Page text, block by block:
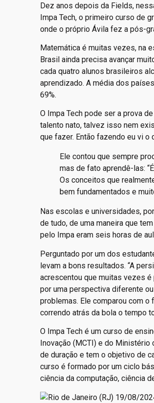
Dez anos depois da Fields,
Impa Tech, o primeiro curso de
onde o próprio Ávila fez a pós-
Matemática é muitas vezes, na
Brasil ainda precisa avançar
cada quatro alunos brasileiros
aprendizado. A média dos
69%.
O Impa Tech pode ser a prova
talento nato, talvez isso nem
que fazer. Então fazendo eu vi o
Ele contou que sempre
mas de fato aprendê-las:
Os conceitos que
bem fundamentados e
Nas escolas e universidades,
de tudo, de uma maneira que
pelo Impa eram seis horas de
Perguntado por um dos
levam a bons resultados. “A
acrescentou que muitas vezes
por uma perspectiva diferente
problemas. Ele comparou com o
correndo atrás da bola o tempo
O Impa Tech é um curso de
Inovação (MCTI) e do Ministério
de duração e tem o objetivo de
curso é formado por um ciclo
ciência da computação, ciência